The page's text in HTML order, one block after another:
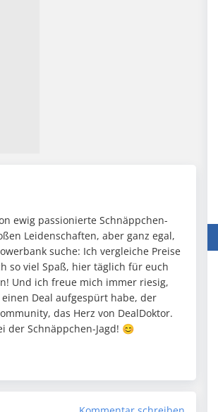
ewig passionierte Schnäppchen-
Leidenschaften, aber ganz egal,
suche: Ich vergleiche Preise
so viel Spaß, hier täglich für euch
Und ich freue mich immer riesig,
Deal aufgespürt habe, der
das Herz von DealDoktor.
der Schnäppchen-Jagd! 😊